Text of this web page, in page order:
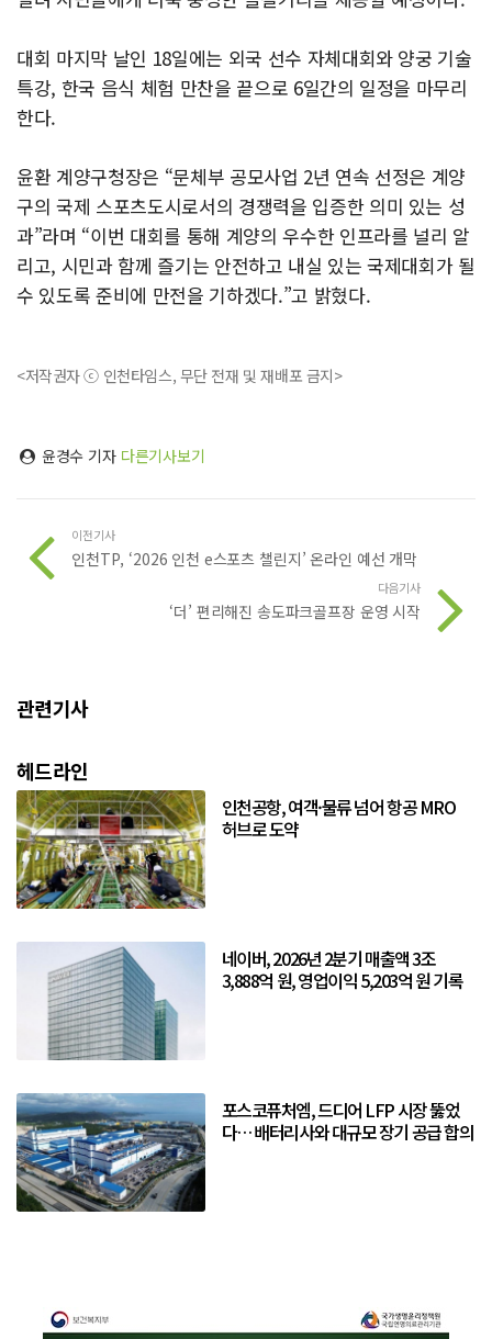
대회 마지막 날인 18일에는 외국 선수 자체대회와 양궁 기술
특강, 한국 음식 체험 만찬을 끝으로 6일간의 일정을 마무리
한다.
윤환 계양구청장은 “문체부 공모사업 2년 연속 선정은 계양
구의 국제 스포츠도시로서의 경쟁력을 입증한 의미 있는 성
과”라며 “이번 대회를 통해 계양의 우수한 인프라를 널리 알
리고, 시민과 함께 즐기는 안전하고 내실 있는 국제대회가 될
수 있도록 준비에 만전을 기하겠다.”고 밝혔다.
<저작권자 ⓒ 인천타임스, 무단 전재 및 재배포 금지>
윤경수 기자 다른기사보기
이전기사
인천TP, ‘2026 인천 e스포츠 챌린지’ 온라인 예선 개막
다음기사
‘더’ 편리해진 송도파크골프장 운영 시작
관련기사
헤드라인
인천공항, 여객·물류 넘어 항공 MRO
허브로 도약
네이버, 2026년 2분기 매출액 3조
3,888억 원, 영업이익 5,203억 원 기록
포스코퓨처엠, 드디어 LFP 시장 뚫었
다… 배터리사와 대규모 장기 공급 합의